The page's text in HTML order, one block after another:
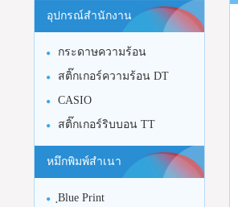
อุปกรณ์สำนักงาน
กระดาษความร้อน
สติ๊กเกอร์ความร้อน DT
CASIO
สติ๊กเกอร์ริบบอน TT
หมึกพิมพ์สำเนา
ฺBlue Print